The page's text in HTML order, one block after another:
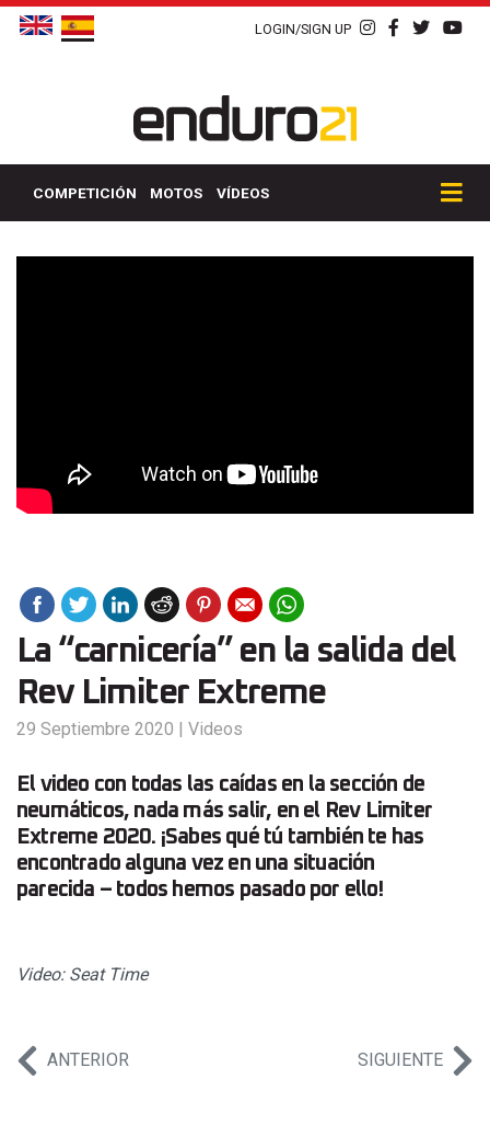
LOGIN/SIGN UP
COMPETICIÓN MOTOS VÍDEOS
La “carnicería” en la salida del
Rev Limiter Extreme
29 Septiembre 2020 | Videos
El video con todas las caídas en la sección de
neumáticos, nada más salir, en el Rev Limiter
Extreme 2020. ¡Sabes qué tú también te has
encontrado alguna vez en una situación
parecida – todos hemos pasado por ello!
Video: Seat Time
ANTERIOR SIGUIENTE